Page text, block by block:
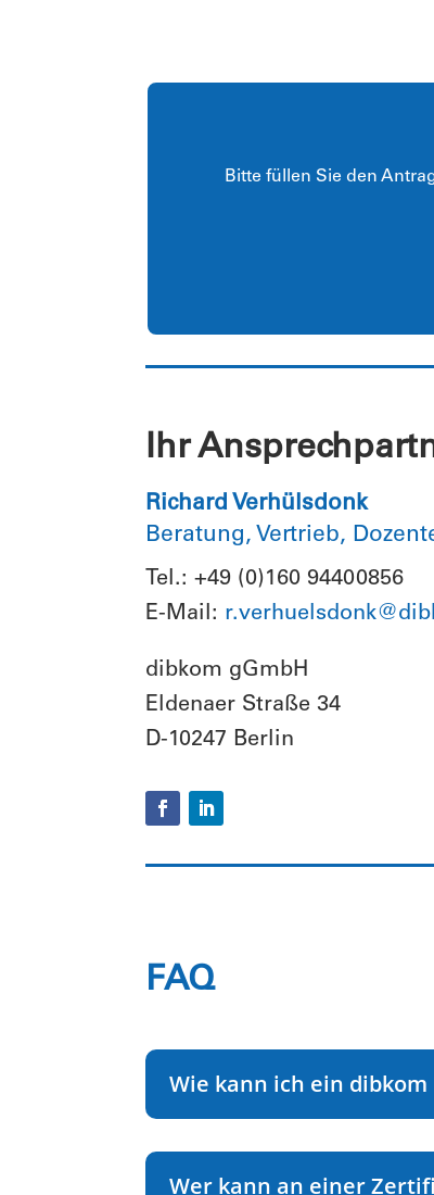
Bitte füllen Sie den
Ihr
Richard Verhülsdonk
Beratung, Vertrieb,
Tel.: +49 (0)160 94400856
E-Mail:
dibkom gGmbH
Eldenaer Straße 34
D-10247 Berlin
FAQ
Wie kann ich ein
Wer kann an einer